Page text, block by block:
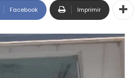
Facebook Imprimir